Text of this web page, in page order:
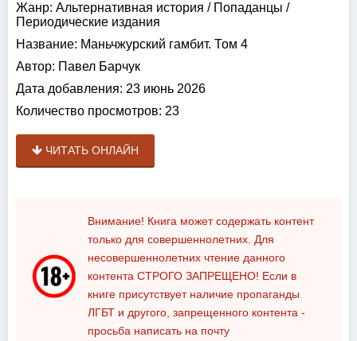
Жанр: Альтернативная история / Попаданцы /
Периодические издания
Название: Маньчжурский гамбит. Том 4
Автор: Павел Барчук
Дата добавления: 23 июнь 2026
Количество просмотров: 23
ЧИТАТЬ ОНЛАЙН
Внимание! Книга может содержать контент
только для совершеннолетних. Для
несовершеннолетних чтение данного
контента СТРОГО ЗАПРЕЩЕНО! Если в
книге присутствует наличие пропаганды
ЛГБТ и другого, запрещенного контента -
просьба написать на почту